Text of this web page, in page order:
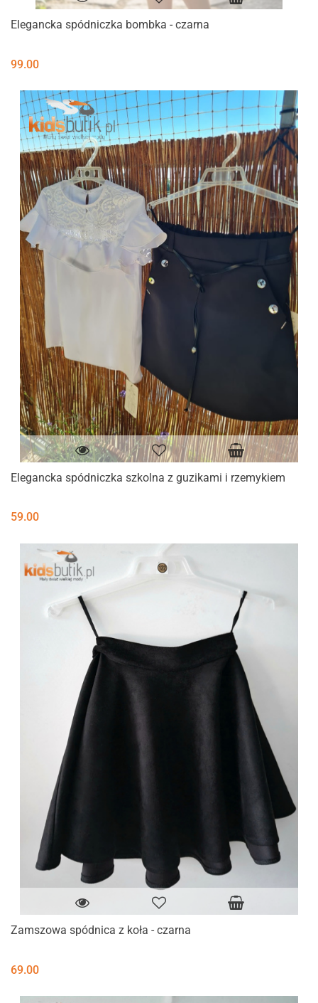
Elegancka spódniczka bombka - czarna
99.00
Elegancka spódniczka szkolna z guzikami i rzemykiem
59.00
Zamszowa spódnica z koła - czarna
69.00